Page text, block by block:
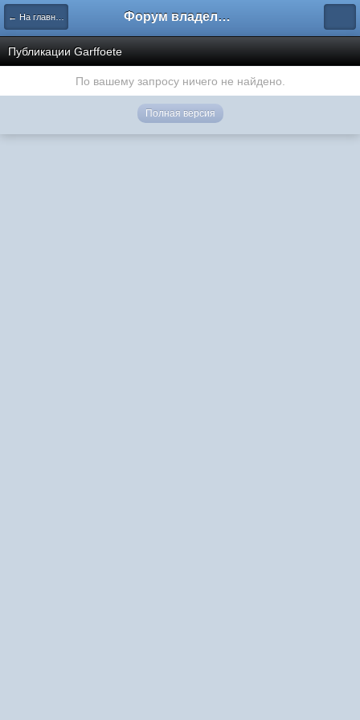
← На главную Форум владельцев интернет-магазинов
Публикации Garffoete
По вашему запросу ничего не найдено.
Полная версия